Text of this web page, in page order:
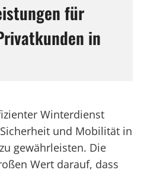
für
in
Winterdienst
und Mobilität in
gewährleisten. Die
Wert darauf, dass